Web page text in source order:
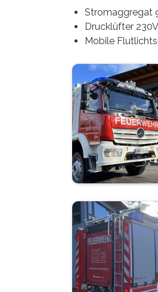
Stromaggregat
Drucklüfter
Mobile